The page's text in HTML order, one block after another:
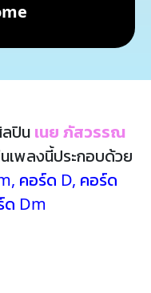
ปิน เนย ภัสวรรณ
เพลงนี้ประกอบด้วย
, คอร์ด D, คอร์ด
ด Dm